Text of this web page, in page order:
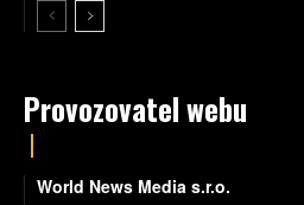
Provozovatel webu
World News Media s.r.o.